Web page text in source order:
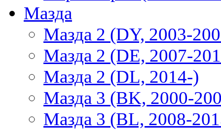
Мазда
Мазда 2 (DY, 2003-
Мазда 2 (DE, 2007-
Мазда 2 (DL, 2014-)
Мазда 3 (BK, 2000-
Мазда 3 (BL, 2008-